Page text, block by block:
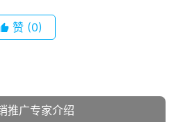
赞 (0)
推广专家介绍